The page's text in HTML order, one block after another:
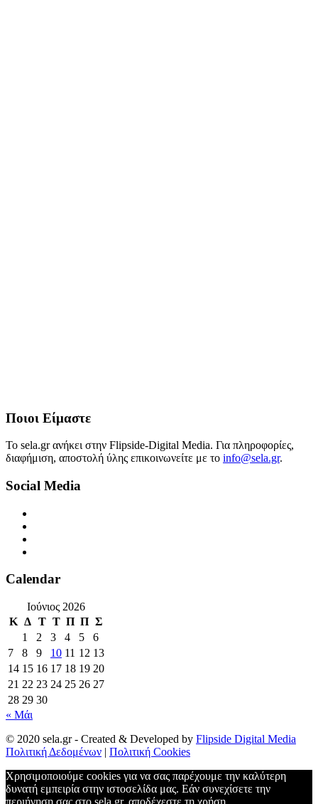
Ποιοι Είμαστε
Το sela.gr ανήκει στην Flipside-Digital Media. Για πληροφορίες,
διαφήμιση, αποστολή ύλης επικοινωνείτε με το info@sela.gr.
Social Media
Calendar
Ιούνιος 2026
Κ Δ Τ Τ Π Π Σ
1
2 3 4 5
6
7
8 9 10 11 12 13
14 15 16 17 18 19 20
21 22 23 24 25 26 27
28 29 30
« Μάι
© 2020 sela.gr - Created & Developed by Flipside Digital Media
Πολιτική Δεδομένων | Πολιτική Cookies
Χρησιμοποιούμε cookies για να σας παρέχουμε την καλύτερη
δυνατή εμπειρία στην ιστοσελίδα μας. Εάν συνεχίσετε την